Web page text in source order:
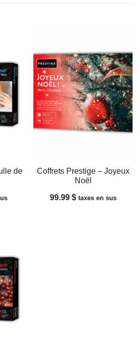
de
Coffrets Prestige – Joyeux
Noël
99.99 $ taxes en sus